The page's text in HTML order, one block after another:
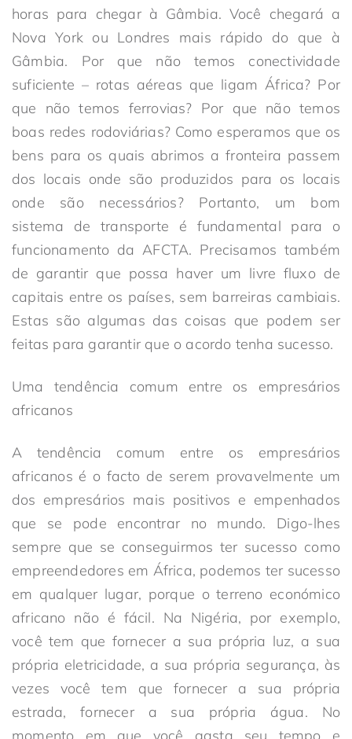
horas para chegar à Gâmbia. Você chegará a
Nova York ou Londres mais rápido do que à
Gâmbia. Por que não temos conectividade
suficiente – rotas aéreas que ligam África? Por
que não temos ferrovias? Por que não temos
boas redes rodoviárias? Como esperamos que os
bens para os quais abrimos a fronteira passem
dos locais onde são produzidos para os locais
onde são necessários? Portanto, um bom
sistema de transporte é fundamental para o
funcionamento da AFCTA. Precisamos também
de garantir que possa haver um livre fluxo de
capitais entre os países, sem barreiras cambiais.
Estas são algumas das coisas que podem ser
feitas para garantir que o acordo tenha sucesso.
Uma tendência comum entre os empresários
africanos
A tendência comum entre os empresários
africanos é o facto de serem provavelmente um
dos empresários mais positivos e empenhados
que se pode encontrar no mundo. Digo-lhes
sempre que se conseguirmos ter sucesso como
empreendedores em África, podemos ter sucesso
em qualquer lugar, porque o terreno económico
africano não é fácil. Na Nigéria, por exemplo,
você tem que fornecer a sua própria luz, a sua
própria eletricidade, a sua própria segurança, às
vezes você tem que fornecer a sua própria
estrada, fornecer a sua própria água. No
momento em que você gasta seu tempo e